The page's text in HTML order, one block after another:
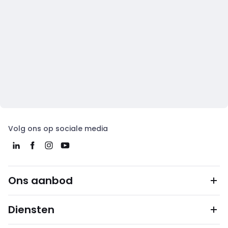
Volg ons op sociale media
Ons aanbod
Diensten